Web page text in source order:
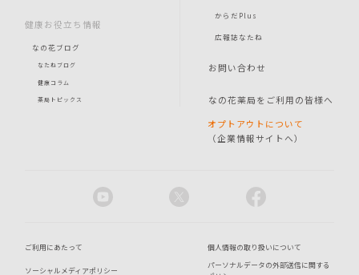
健康お役立ち情報
なの花ブログ
なたねブログ
健康コラム
薬局トピックス
からだPlus
広報誌なたね
お問い合わせ
なの花薬局をご利用の皆様へ
オプトアウトについて
（企業情報サイトへ）
ご利用にあたって 個人情報の取り扱いについて
ソーシャルメディアポリシー
パーソナルデータの外部送信に関する